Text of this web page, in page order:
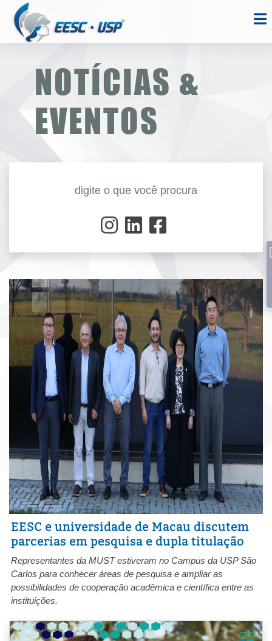
NOTÍCIAS &
EVENTOS
EESC e universidade de Macau discutem
parcerias em pesquisa e dupla titulação
Representantes da MUST estiveram no Campus da USP São
Carlos para conhecer áreas de pesquisa e ampliar as
possibilidades de cooperação acadêmica e científica entre as
instituições.